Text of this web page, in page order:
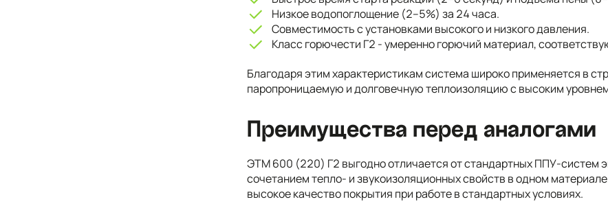
Низкое водопоглощение (2–5%) за 24 часа.
Совместимость с установками высокого и низкого давления.
Класс горючести Г2 - умеренно горючий материал,
Благодаря этим характеристикам система широко применяется в
паропроницаемую и долговечную теплоизоляцию с высоким
Преимущества перед аналогами
ЭТМ 600 (220) Г2 выгодно отличается от стандартных ППУ-систем
сочетанием тепло- и звукоизоляционных свойств в одном
высокое качество покрытия при работе в стандартных условиях.